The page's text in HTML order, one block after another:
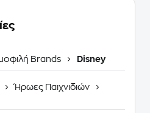
Brands Disney
Ήρωες Παιχνιδιών